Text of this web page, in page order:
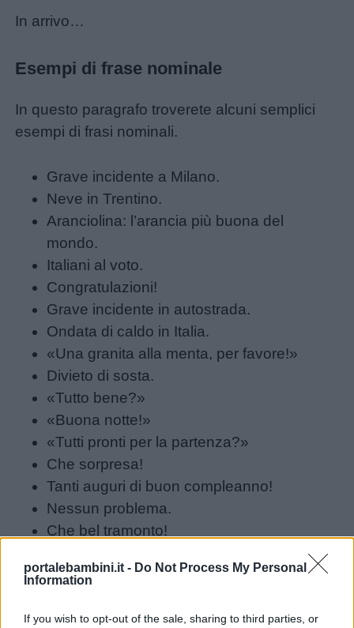
portalebambini.it - Do Not Process My Personal
Information
If you wish to opt-out of the sale, sharing to third parties, or
In arrivo…
Esempi di frase nominale
In questo paragrafo troverete alcuni semplici
esempi di frasi nominali.
Grave incidente a Milano.
Neve in Trentino.
Aranciolina: l’arancia più buona del
mondo.
Italiani al voto.
Congratulazioni!
Grave incidente in autostrada.
Ondata di caldo in Italia.
«Una granita alla menta, per favore!»
Divieto di sosta.
«Tutto bene?»
«Buona notte!»
«Tutti pronti per la partenza?»
Che sorpresa!
Tanti auguri di buon compleanno!
Nessun problema.
Che bel tramonto!